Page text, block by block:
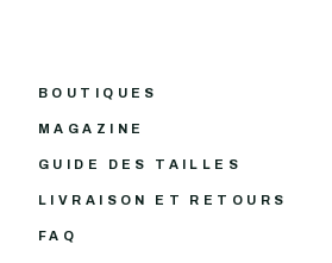
BOUTIQUES
MAGAZINE
GUIDE DES TAILLES
LIVRAISON ET RETOURS
FAQ